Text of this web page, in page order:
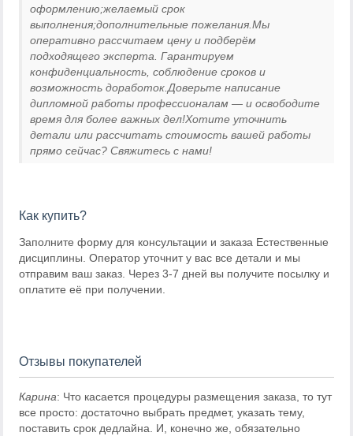
оформлению;желаемый срок
выполнения;дополнительные пожелания.Мы
оперативно рассчитаем цену и подберём
подходящего эксперта. Гарантируем
конфиденциальность, соблюдение сроков и
возможность доработок.Доверьте написание
дипломной работы профессионалам — и освободите
время для более важных дел!Хотите уточнить
детали или рассчитать стоимость вашей работы
прямо сейчас? Свяжитесь с нами!
Как купить?
Заполните форму для консультации и заказа Естественные
дисциплины. Оператор уточнит у вас все детали и мы
отправим ваш заказ. Через 3-7 дней вы получите посылку и
оплатите её при получении.
Отзывы покупателей
Карина: Что касается процедуры размещения заказа, то тут
все просто: достаточно выбрать предмет, указать тему,
поставить срок дедлайна. И, конечно же, обязательно